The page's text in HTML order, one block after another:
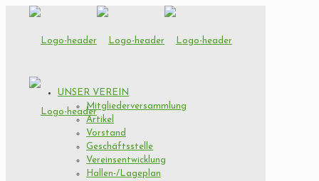
UNSER VEREIN
Mitgliederversammlung
Artikel
Vorstand
Geschäftsstelle
Vereinsentwicklung
Hallen-/Lageplan